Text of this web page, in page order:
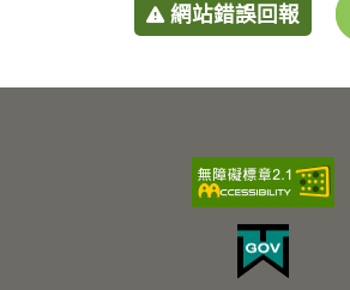
網站錯誤回報